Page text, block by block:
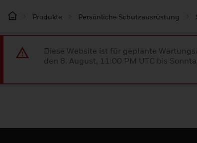
Produkte Persönliche Schutzausrüstung
Diese Website ist für geplante
den 8. August, 11:00 PM UTC bis